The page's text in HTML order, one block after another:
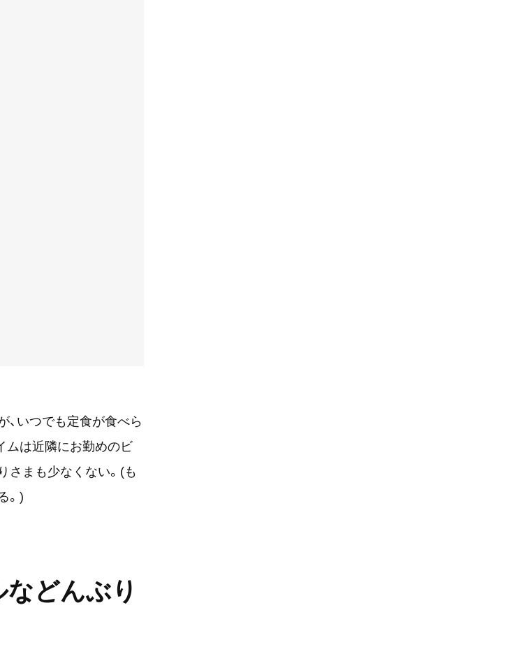
いつでも定食が食べら
ムは近隣にお勤めのビ
さまも少なくない。(も
。)
どんぶり